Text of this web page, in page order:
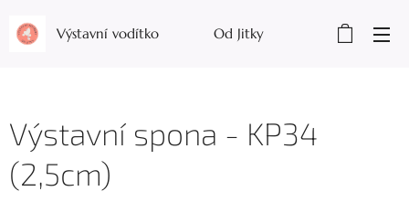
Výstavní vodítko Od Jitky
Výstavní spona - KP34
(2,5cm)